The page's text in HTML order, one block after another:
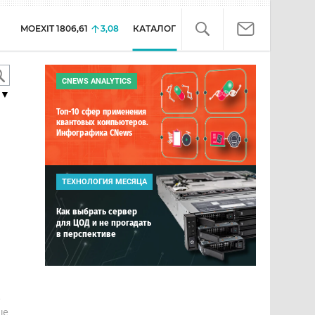
MOEXIT 1806,61 3,08 КАТАЛОГ
▼
CNEWS ANALYTICS
Топ-10 сфер применения
квантовых компьютеров.
Инфографика CNews
ТЕХНОЛОГИЯ МЕСЯЦА
Как выбрать сервер
для ЦОД и не прогадать
в перспективе